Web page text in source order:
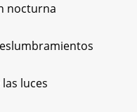
nocturna
luces